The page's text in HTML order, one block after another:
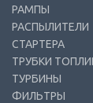
РАМПЫ
РАСПЫЛИТЕЛИ
СТАРТЕРА
ТРУБКИ
ТУРБИНЫ
ФИЛЬТРЫ